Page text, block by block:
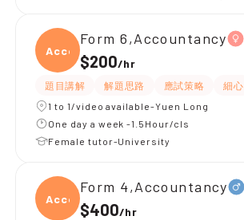
Accou
Form 6,Accountancy
$200/hr
題目講解 解題思路 應試策略 細心
1 to 1/video available-Yuen Long
One day a week -1.5Hour/cls
Female tutor-University
Accou
Form 4,Accountancy
$400/hr